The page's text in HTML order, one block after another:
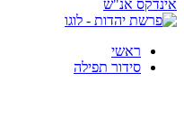
אינדקס אנ"ש
ראשי
סידור תפילה